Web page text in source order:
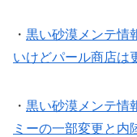
・ 黒い砂漠メンテ情
いけどパール商店は
・ 黒い砂漠メンテ情
ミーの一部変更と内